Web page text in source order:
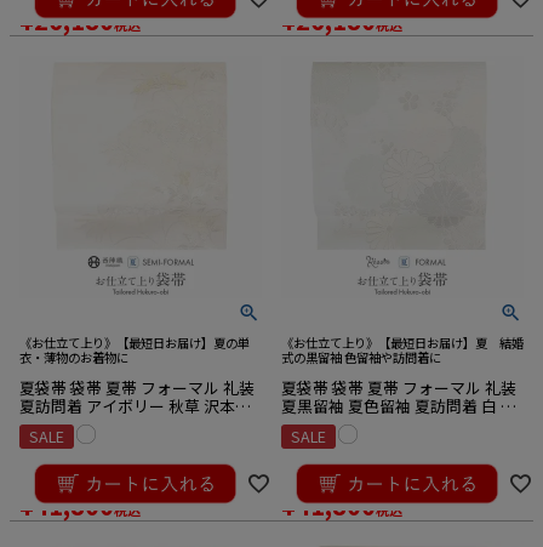
¥26,180税込 ¥26,180税込
《お仕立て上り》【最短日お届け】夏の単
衣・薄物のお着物に
夏袋帯 袋帯 夏帯 フォーマル 礼装
夏訪問着 アイボリー 秋草 沢本織
物 西陣織 仕立て上がり 新品
SALE
44,000のところ
¥41,800税込
《お仕立て上り》【最短日お届け】夏 結婚
式の黒留袖 色留袖や訪問着に
夏袋帯 袋帯 夏帯 フォーマル 礼装
夏黒留袖 夏色留袖 夏訪問着 白 菊
梅 絽 樹織物 上田茂樹 仕立て上が
り 新品
SALE
44,000のところ
¥41,800税込